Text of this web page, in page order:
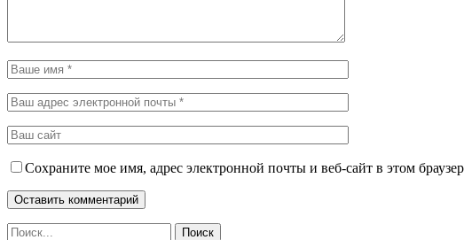
Сохраните мое имя, адрес электронной почты и веб-сайт в этом